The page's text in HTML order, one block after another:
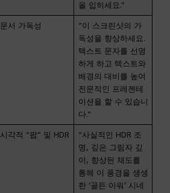
을 입히세요.”
문서 가독성
“이 스크린샷의 가
독성을 향상하세요.
텍스트 문자를 선명
하게 하고 텍스트와
배경의 대비를 높여
전문적인 프레젠테
이션을 할 수 있습니
다.”
시각적 “팝” 및 HDR
“사실적인 HDR 조
명, 깊은 그림자 깊
이, 향상된 채도를
통해 이 풍경을 생생
한 ‘골든 아워’ 시네